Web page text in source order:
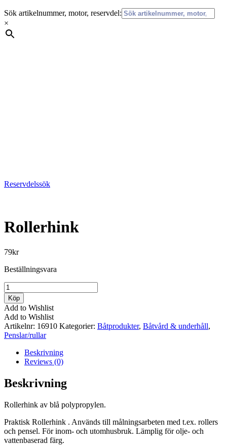
Sök artikelnummer, motor, reservdel:
×
Reservdelssök
Rollerhink
79kr
Beställningsvara
Rollerhink
mängd
Köp
Add to Wishlist
Add to Wishlist
Artikelnr: 16910 Kategorier: Båtprodukter, Båtvård & underhåll,
Penslar/rullar
Beskrivning
Reviews (0)
Beskrivning
Rollerhink av blå polypropylen.
Praktisk Rollerhink . Används till målningsarbeten med t.ex. rollers
och pensel. För inom- och utomhusbruk. Lämplig för olje- och
vattenbaserad färg.